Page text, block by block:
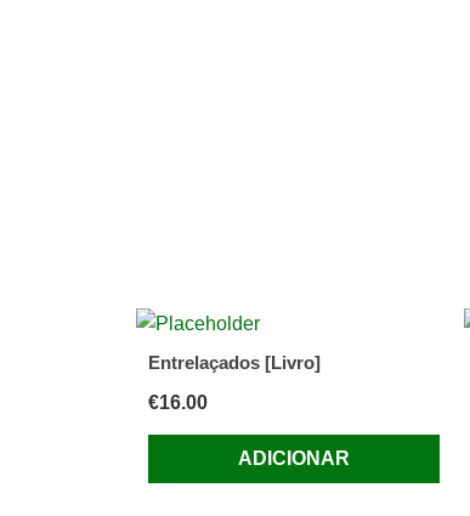
Entrelaçados [Livro]
€16.00
ADICIONAR